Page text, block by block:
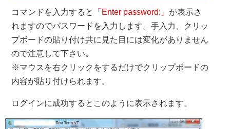
コマンドを入力すると 「Enter password:」 が表示さ
れますのでパスワードを入力します。手入力、クリッ
プボードの貼り付け共に見た目には変化がありません
ので注意して下さい。
※マウスを右クリックをするだけでクリップボードの
内容が貼り付けられます。
ログインに成功するとこのように表示されます。